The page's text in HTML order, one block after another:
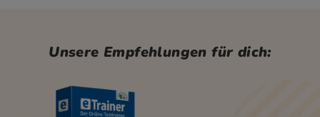
Unsere Empfehlungen für dich: